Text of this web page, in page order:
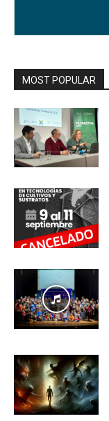
MOST POPULAR